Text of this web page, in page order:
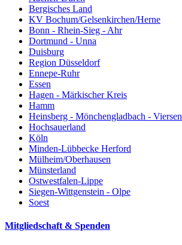
Bergisches Land
KV Bochum/Gelsenkirchen/Herne
Bonn - Rhein-Sieg - Ahr
Dortmund - Unna
Duisburg
Region Düsseldorf
Ennepe-Ruhr
Essen
Hagen - Märkischer Kreis
Hamm
Heinsberg - Mönchengladbach - Viersen
Hochsauerland
Köln
Minden-Lübbecke Herford
Mülheim/Oberhausen
Münsterland
Ostwestfalen-Lippe
Siegen-Wittgenstein - Olpe
Soest
Mitgliedschaft & Spenden